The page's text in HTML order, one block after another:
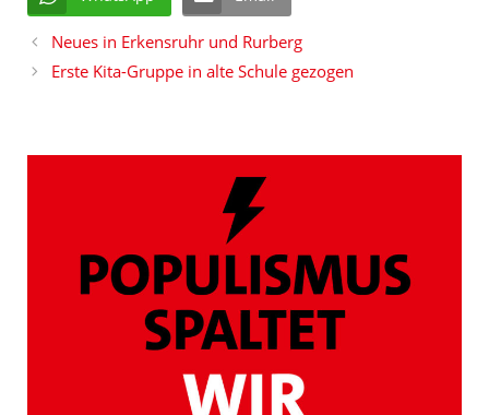
Neues in Erkensruhr und Rurberg
Erste Kita-Gruppe in alte Schule gezogen